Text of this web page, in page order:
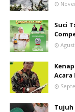
Suci
Tujuh